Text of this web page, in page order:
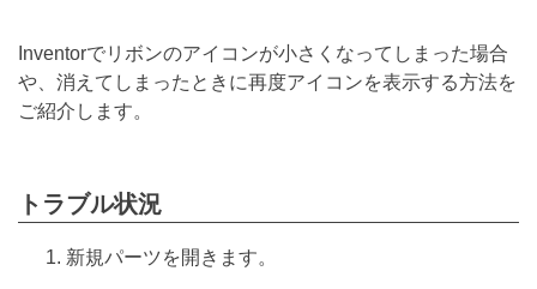
Inventorでリボンのアイコンが小さくなってしまった場合
や、消えてしまったときに再度アイコンを表示する方法を
ご紹介します。
トラブル状況
新規パーツを開きます。